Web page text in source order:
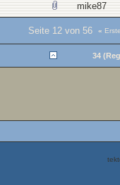
mike87
Seite 12 von 56 « Erste
34